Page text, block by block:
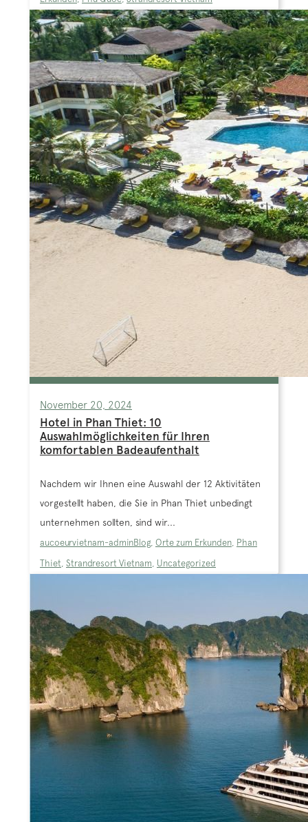
November 20, 2024
Hotel in Phan Thiet: 10
Auswahlmöglichkeiten für Ihren
komfortablen Badeaufenthalt
Nachdem wir Ihnen eine Auswahl der 12 Aktivitäten
vorgestellt haben, die Sie in Phan Thiet unbedingt
unternehmen sollten, sind wir...
aucoeurvietnam-adminBlog, Orte zum Erkunden, Phan
Thiet, Strandresort Vietnam, Uncategorized